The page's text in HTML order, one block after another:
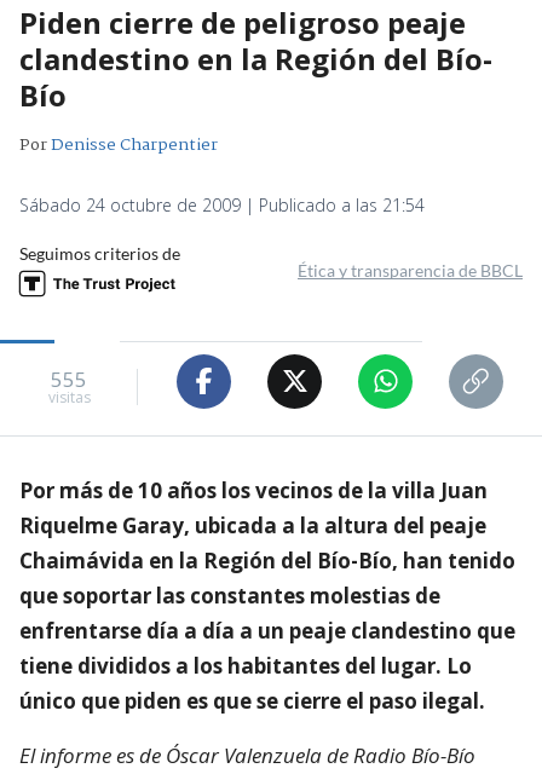
Piden cierre de peligroso peaje
clandestino en la Región del Bío-
Bío
PorDenisse Charpentier
Sábado 24 octubre de 2009 | Publicado a las 21:54
Seguimos criterios de
Ética y transparencia de BBCL
555
visitas
Por más de 10 años los vecinos de la villa Juan
Riquelme Garay, ubicada a la altura del peaje
Chaimávida en la Región del Bío-Bío, han tenido
que soportar las constantes molestias de
enfrentarse día a día a un peaje clandestino que
tiene divididos a los habitantes del lugar. Lo
único que piden es que se cierre el paso ilegal.
El informe es de Óscar Valenzuela de Radio Bío-Bío